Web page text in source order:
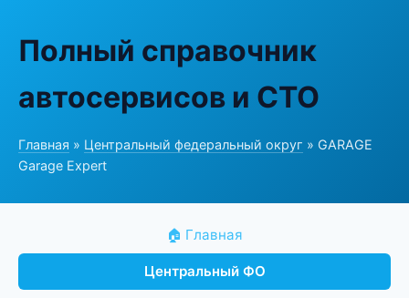
Полный справочник
автосервисов и СТО
Главная » Центральный федеральный округ » GARAGE
Garage Expert
🏠 Главная
Центральный ФО